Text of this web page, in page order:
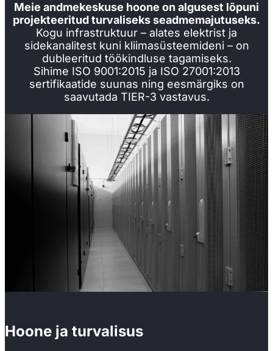
Meie andmekeskuse hoone on algusest lõpuni
projekteeritud turvaliseks seadmemajutuseks.
Kogu infrastruktuur – alates elektrist ja
sidekanalitest kuni kliimasüsteemideni – on
dubleeritud töökindluse tagamiseks.
Sihime ISO 9001:2015 ja ISO 27001:2013
sertifikaatide suunas ning eesmärgiks on
saavutada TIER-3 vastavus.
Hoone ja turvalisus